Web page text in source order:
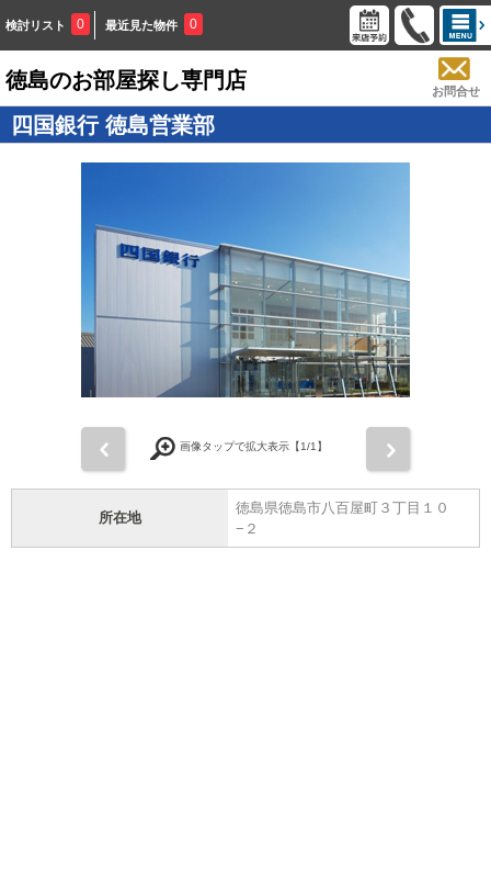
検討リスト 0 最近見た物件 0
徳島のお部屋探し専門店 お問合せ
四国銀行 徳島営業部
前 画像タップで拡大表示【1/1】
所在地
徳島県徳島市八百屋町３丁目１０
−２